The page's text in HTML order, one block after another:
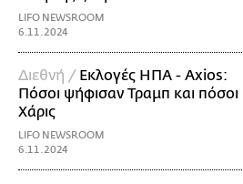
LIFO NEWSROOM
6.11.2024
Διεθνή / Εκλογές ΗΠΑ - Axios:
Πόσοι ψήφισαν Τραμπ και πόσοι
Χάρις
LIFO NEWSROOM
6.11.2024